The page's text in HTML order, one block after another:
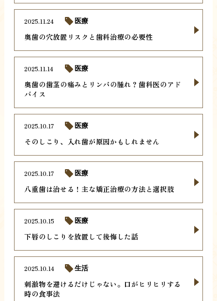
奥歯の穴放置リスクと歯科治療の必要性
2025.11.24 医療
奥歯の歯茎の痛みとリンパの腫れ？歯科医のアド
バイス
2025.11.14 医療
そのしこり、入れ歯が原因かもしれません
2025.10.17 医療
八重歯は治せる！主な矯正治療の方法と選択肢
2025.10.17 医療
下唇のしこりを放置して後悔した話
2025.10.15 医療
刺激物を避けるだけじゃない。口がヒリヒリする
時の食事法
2025.10.14 生活